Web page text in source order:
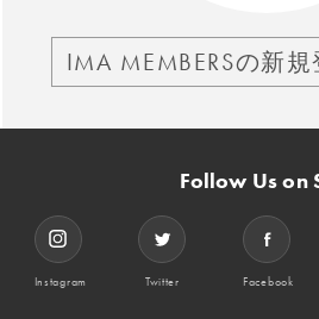
IMA MEMBERSの新
Follow Us on
Instagram Twitter Facebook